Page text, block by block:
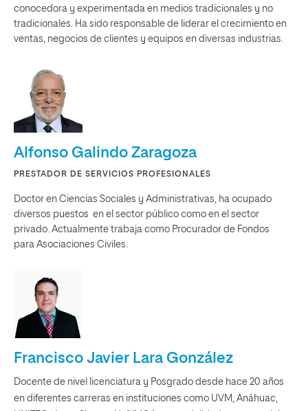
conocedora y experimentada en medios tradicionales y no
tradicionales. Ha sido responsable de liderar el crecimiento en
ventas, negocios de clientes y equipos en diversas industrias.
Alfonso Galindo Zaragoza
PRESTADOR DE SERVICIOS PROFESIONALES
Doctor en Ciencias Sociales y Administrativas, ha ocupado
diversos puestos en el sector público como en el sector
privado. Actualmente trabaja como Procurador de Fondos
para Asociaciones Civiles.
Francisco Javier Lara González
Docente de nivel licenciatura y Posgrado desde hace 20 años
en diferentes carreras en instituciones como UVM, Anáhuac,